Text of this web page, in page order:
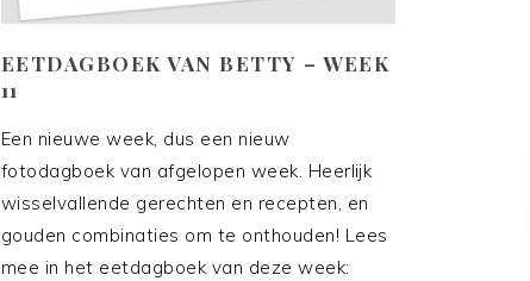
EETDAGBOEK VAN BETTY – WEEK
11
Een nieuwe week, dus een nieuw
fotodagboek van afgelopen week. Heerlijk
wisselvallende gerechten en recepten, en
gouden combinaties om te onthouden! Lees
mee in het eetdagboek van deze week: